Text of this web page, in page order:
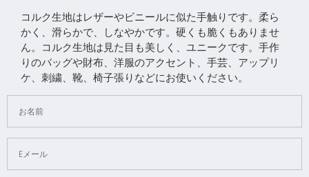
コルク生地はレザーやビニールに似た手触りです。柔ら
かく、滑らかで、しなやかです。硬くも脆くもありませ
ん。コルク生地は見た目も美しく、ユニークです。手作
りのバッグや財布、洋服のアクセント、手芸、アップリ
ケ、刺繍、靴、椅子張りなどにお使いください。